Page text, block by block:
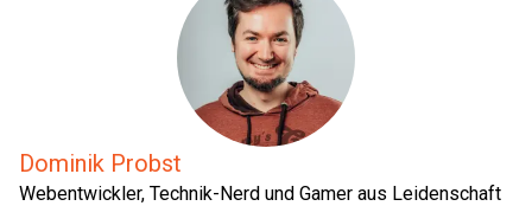
Dominik Probst
Webentwickler, Technik-Nerd und Gamer aus Leidenschaft